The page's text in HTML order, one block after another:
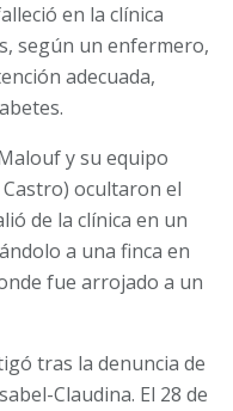
en la clínica
según un enfermero,
adecuada,
y su equipo
Castro) ocultaron el
de la clínica en un
a una finca en
fue arrojado a un
tras la denuncia de
Claudina. El 28 de